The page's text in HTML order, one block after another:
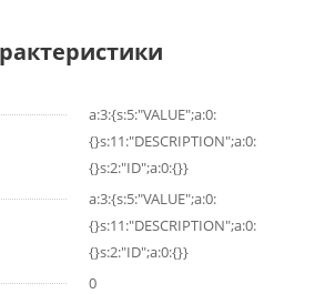
a:3:{s:5:"VALUE";a:0:
{}s:11:"DESCRIPTION";a:0:
{}s:2:"ID";a:0:{}}
a:3:{s:5:"VALUE";a:0:
{}s:11:"DESCRIPTION";a:0:
{}s:2:"ID";a:0:{}}
0